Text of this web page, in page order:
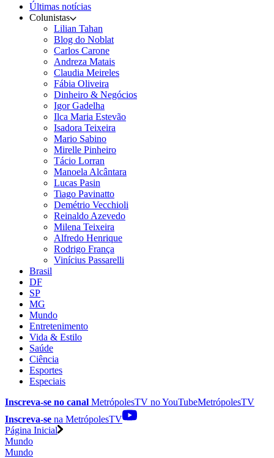
Últimas notícias
Colunistas
Lilian Tahan
Blog do Noblat
Carlos Carone
Andreza Matais
Claudia Meireles
Fábia Oliveira
Dinheiro & Negócios
Igor Gadelha
Ilca Maria Estevão
Isadora Teixeira
Mario Sabino
Mirelle Pinheiro
Tácio Lorran
Manoela Alcântara
Lucas Pasin
Tiago Pavinatto
Demétrio Vecchioli
Reinaldo Azevedo
Milena Teixeira
Alfredo Henrique
Rodrigo França
Vinícius Passarelli
Brasil
DF
SP
MG
Mundo
Entretenimento
Vida & Estilo
Saúde
Ciência
Esportes
Especiais
Inscreva-se no canal MetrópolesTV noYouTubeMetrópolesTV
Inscreva-se na MetrópolesTV
Página Inicial
Mundo
Mundo